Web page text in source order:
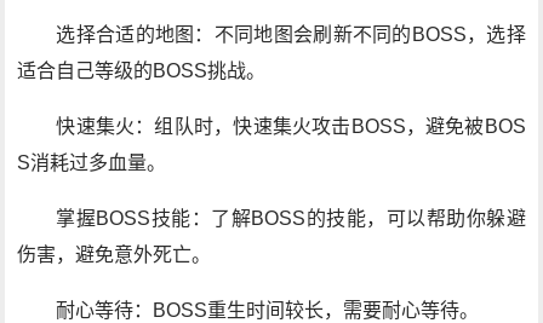
选择合适的地图：不同地图会刷新不同的BOSS，选择
适合自己等级的BOSS挑战。
快速集火：组队时，快速集火攻击BOSS，避免被BOS
S消耗过多血量。
掌握BOSS技能：了解BOSS的技能，可以帮助你躲避
伤害，避免意外死亡。
耐心等待：BOSS重生时间较长，需要耐心等待。